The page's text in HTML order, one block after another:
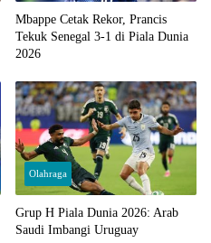
Mbappe Cetak Rekor, Prancis
Tekuk Senegal 3-1 di Piala Dunia
2026
Olahraga
Grup H Piala Dunia 2026: Arab
Saudi Imbangi Uruguay